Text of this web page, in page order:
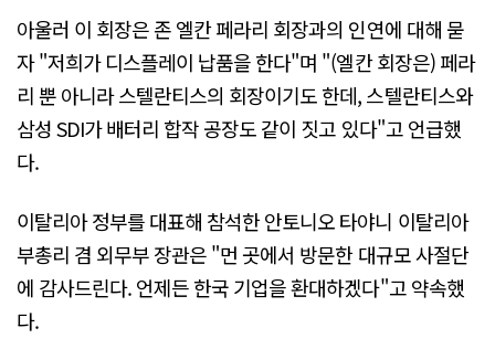
아울러 이 회장은 존 엘칸 페라리 회장과의 인연에 대해 묻
자 "저희가 디스플레이 납품을 한다"며 "(엘칸 회장은) 페라
리 뿐 아니라 스텔란티스의 회장이기도 한데, 스텔란티스와
삼성 SDI가 배터리 합작 공장도 같이 짓고 있다"고 언급했
다.
이탈리아 정부를 대표해 참석한 안토니오 타야니 이탈리아
부총리 겸 외무부 장관은 "먼 곳에서 방문한 대규모 사절단
에 감사드린다. 언제든 한국 기업을 환대하겠다"고 약속했
다.